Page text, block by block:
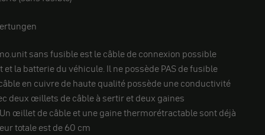
sans fusible est le câble de connexion possible
la batterie du véhicule. Il ne possède PAS de fusible
en cuivre de haute qualité possède une conductivité
deux œillets de câble à sertir et deux gaines
œillet de câble et une gaine thermorétractable sont déjà
totale est de 60 cm